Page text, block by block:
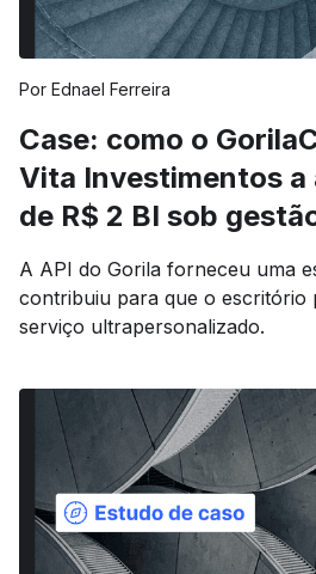
Por Ednael Ferreira
Case: como o
Vita Investimentos a
de R$ 2 BI sob
A API do Gorila forneceu uma
contribuiu para que o escritório
serviço ultrapersonalizado.